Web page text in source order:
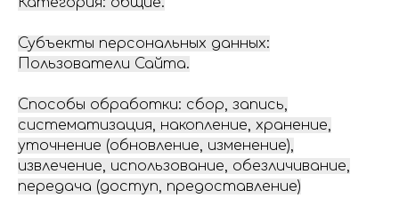
Субъекты персональных данных:
Пользователи Сайта.
Способы обработки: сбор, запись,
систематизация, накопление, хранение,
уточнение (обновление, изменение),
извлечение, использование, обезличивание,
передача (доступ, предоставление)